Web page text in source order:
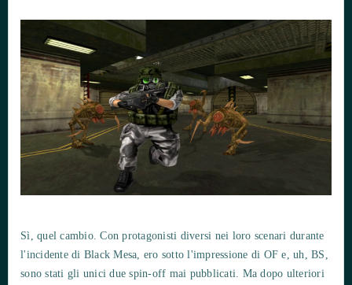
Sì, quel cambio. Con protagonisti diversi nei loro scenari durante
l'incidente di Black Mesa, ero sotto l'impressione di OF e, uh, BS,
sono stati gli unici due spin-off mai pubblicati. Ma dopo ulteriori